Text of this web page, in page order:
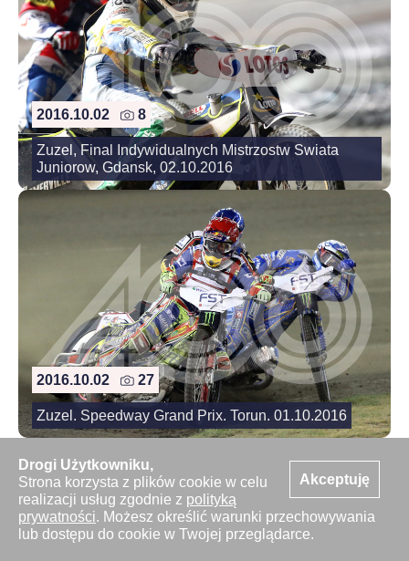
Akceptuję
Drogi Użytkowniku,
Strona korzysta z plików cookie w celu
realizacji usług zgodnie z polityką
prywatności. Możesz określić warunki przechowywania
lub dostępu do cookie w Twojej przeglądarce.
2016.10.02 8
Zuzel, Final Indywidualnych Mistrzostw Swiata
Juniorow, Gdansk, 02.10.2016
2016.10.02 27
Zuzel. Speedway Grand Prix. Torun. 01.10.2016